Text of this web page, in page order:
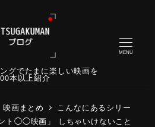
グでたまに楽しい映画を
本以上紹介
MENU
映画まとめ
こんなにあるシリー
ト◯◯映画」 しちゃいけないこと